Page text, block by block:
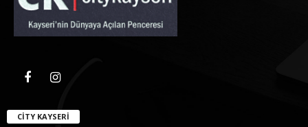
CITY KAYSERI